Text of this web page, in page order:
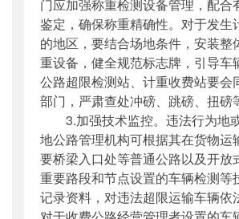
门应加强称重检测设备管理，配合
鉴定，确保称重精确性。对于发生
的地区，要结合场地条件，安装整
重设备，健全规范标志牌，引导车
公路超限检测站、计重收费站要会
部门，严肃查处冲磅、跳磅、扭磅
3.加强技术监控。违法行为地
地公路管理机构可根据其在货物运
要桥梁入口处等普通公路以及开放
重要路段和节点设置的车辆检测等
记录资料，对违法超限运输车辆依